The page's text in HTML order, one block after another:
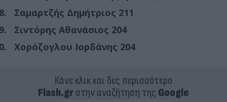
Σαμαρτζής Δημήτριος 211
Σιντόρης Αθανάσιος 204
Χορόζογλου Ιορδάνης 204
Κάνε κλικ και δες περισσότερο
Flash.grστην αναζήτηση της Google